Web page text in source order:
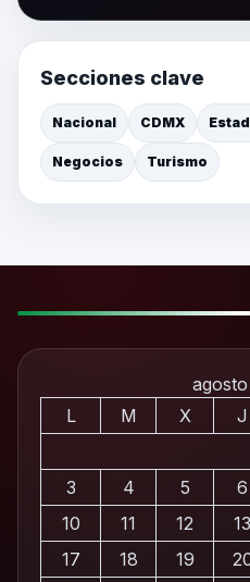
Secciones clave
Nacional CDMX
Negocios Turismo
L
M X J
3
4 5 6
10
11 12 13
17
18 19